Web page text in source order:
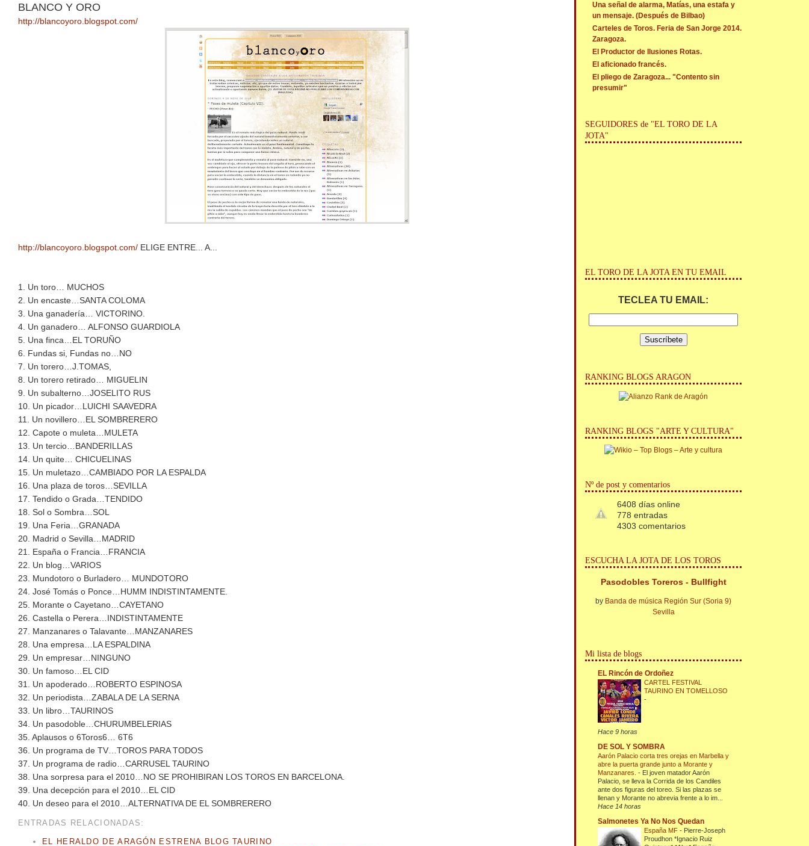
BLANCO Y ORO
http://blancoyoro.blogspot.com/
http://blancoyoro.blogspot.com/ ELIGE ENTRE... A...
1. Un toro… MUCHOS
2. Un encaste…SANTA COLOMA
3. Una ganadería… VICTORINO.
4. Un ganadero… ALFONSO GUARDIOLA
5. Una finca…EL TORUÑO
6. Fundas si, Fundas no…NO
7. Un torero…J.TOMAS,
8. Un torero retirado… MIGUELIN
9. Un subalterno…JOSELITO RUS
10. Un picador…LUICHI SAAVEDRA
11. Un novillero…EL SOMBRERERO
12. Capote o muleta…MULETA
13. Un tercio…BANDERILLAS
14. Un quite… CHICUELINAS
15. Un muletazo…CAMBIADO POR LA ESPALDA
16. Una plaza de toros…SEVILLA
17. Tendido o Grada…TENDIDO
18. Sol o Sombra…SOL
19. Una Feria…GRANADA
20. Madrid o Sevilla…MADRID
21. España o Francia…FRANCIA
22. Un blog…VARIOS
23. Mundotoro o Burladero… MUNDOTORO
24. José Tomás o Ponce…HUMM INDISTINTAMENTE.
25. Morante o Cayetano…CAYETANO
26. Castella o Perera…INDISTINTAMENTE
27. Manzanares o Talavante…MANZANARES
28. Una empresa…LA ESPALDINA
29. Un empresar…NINGUNO
30. Un famoso…EL CID
31. Un apoderado…ROBERTO ESPINOSA
32. Un periodista…ZABALA DE LA SERNA
33. Un libro…TAURINOS
34. Un pasodoble…CHURUMBELERIAS
35. Aplausos o 6Toros6… 6T6
36. Un programa de TV…TOROS PARA TODOS
37. Un programa de radio…CARRUSEL TAURINO
38. Una sorpresa para el 2010…NO SE PROHIBIRAN LOS TOROS EN BARCELONA.
39. Una decepción para el 2010…EL CID
40. Un deseo para el 2010…ALTERNATIVA DE EL SOMBRERERO
ENTRADAS RELACIONADAS:
EL HERALDO DE ARAGÓN ESTRENA BLOG TAURINO
Una señal de alarma, Matías, una estafa y
un mensaje. (Después de Bilbao)
Carteles de Toros. Feria de San Jorge 2014.
Zaragoza.
El Productor de Ilusiones Rotas.
El aficionado francés.
El pliego de Zaragoza... "Contento sin
presumir"
SEGUIDORES de "EL TORO DE LA
JOTA"
EL TORO DE LA JOTA EN TU EMAIL
TECLEA TU EMAIL:
RANKING BLOGS ARAGON
RANKING BLOGS "ARTE Y CULTURA"
Nº de post y comentarios
6408 días online
778 entradas
4303 comentarios
ESCUCHA LA JOTA DE LOS TOROS
Pasodobles Toreros - Bullfight
by Banda de música Región Sur (Soria 9)
Sevilla
Mi lista de blogs
EL Rincón de Ordoñez
CARTEL FESTIVAL
TAURINO EN TOMELLOSO
-
Hace 9 horas
DE SOL Y SOMBRA
Aarón Palacio corta tres orejas en Marbella y
abre la puerta grande junto a Morante y
Manzanares.- El joven matador Aarón
Palacio, se lleva la Corrida de los Candiles
ante dos figuras del toreo. Si las plazas se
llenan y Morante no abrevia frente a lo im...
Hace 14 horas
Salmonetes Ya No Nos Quedan
España MF- Pierre-Joseph
Proudhon *Ignacio Ruiz